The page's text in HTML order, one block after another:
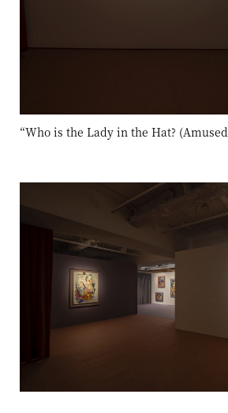
“Who is the Lady in the Hat?